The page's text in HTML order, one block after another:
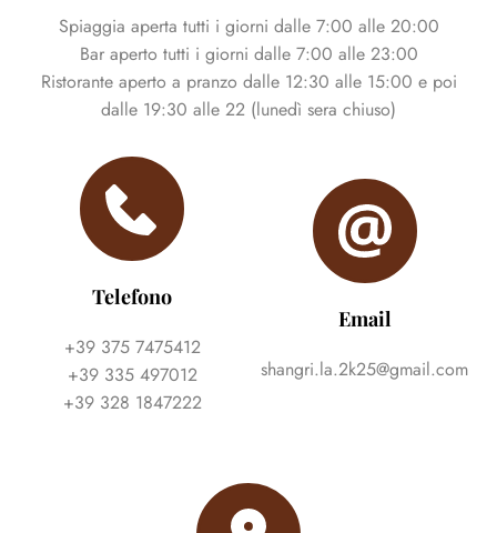
Spiaggia aperta tutti i giorni dalle 7:00 alle 20:00
Bar aperto tutti i giorni dalle 7:00 alle 23:00
Ristorante aperto a pranzo dalle 12:30 alle 15:00 e poi
dalle 19:30 alle 22 (lunedì sera chiuso)
Telefono
+39 375 7475412
+39 335 497012
+39 328 1847222
Email
shangri.la.2k25@gmail.com